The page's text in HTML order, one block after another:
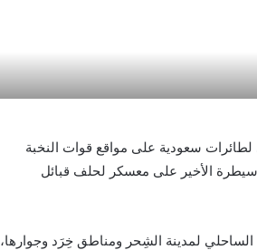
سعودية على مواقع قوات النخبة
سيطرة الأخير على معسكر لحلف قبائل
لمدينة الشِحر ومناطق خِرَد وجوارها،